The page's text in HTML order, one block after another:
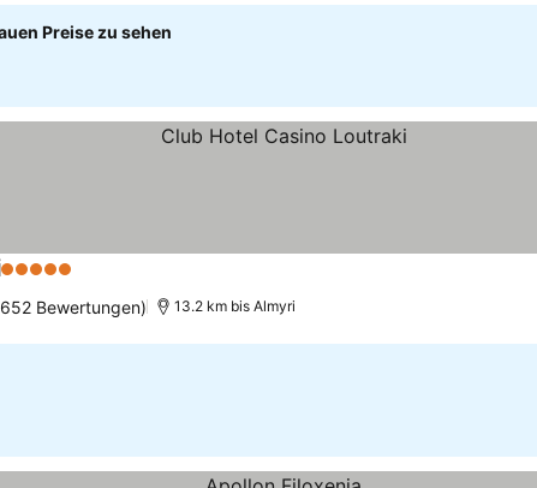
Preise zu sehen
5 Sterne
Bewertungen) 13.2 km bis Almyri